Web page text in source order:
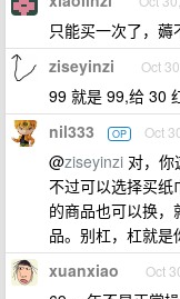
只能买一次了，薅
ziseyinzi Oct
99 就是 99,给 30
nil333 OP Oct
@ziseyinzi 对，你
不过可以选择买纸
的商品也可以换
品。别杠，杠就是
xuanxiao Oct